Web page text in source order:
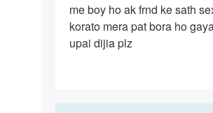
me
boy
ho
me boy ho ak frnd ke sath
korato mera pat bora ho
upai dijia plz